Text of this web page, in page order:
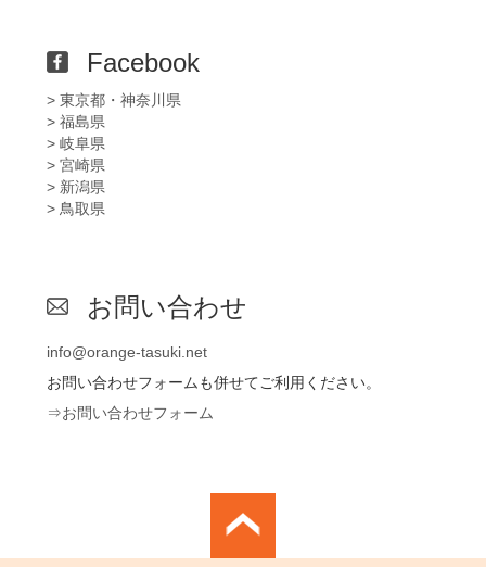
Facebook
> 東京都・神奈川県
> 福島県
> 岐阜県
> 宮崎県
> 新潟県
> 鳥取県
お問い合わせ
info@orange-tasuki.net
お問い合わせフォームも併せてご利用ください。
⇒お問い合わせフォーム